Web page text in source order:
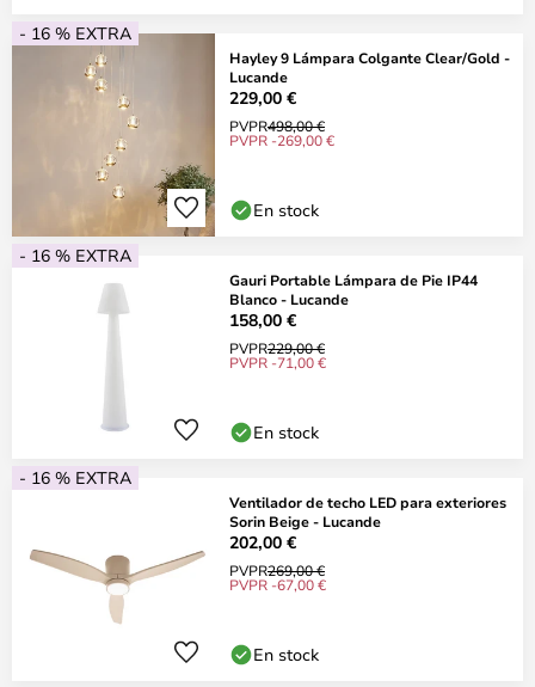
- 16 % EXTRA
Hayley 9 Lámpara Colgante Clear/Gold -
Lucande
229,00 €
PVPR498,00 €
PVPR -269,00 €
En stock
- 16 % EXTRA
Gauri Portable Lámpara de Pie IP44
Blanco - Lucande
158,00 €
PVPR229,00 €
PVPR -71,00 €
En stock
- 16 % EXTRA
Ventilador de techo LED para exteriores
Sorin Beige - Lucande
202,00 €
PVPR269,00 €
PVPR -67,00 €
En stock